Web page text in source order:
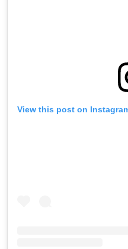
View this post on